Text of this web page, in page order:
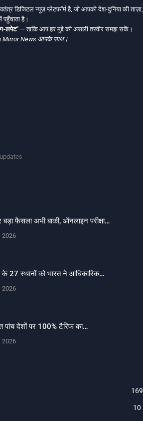
डिजिटल न्यूज़ प्लेटफॉर्म है, जो आपको देश-दुनिया की ताज़ा,
है।
लपेट" — ताकि आप हर मुद्दे की असली तस्वीर समझ सकें।
Mirror News आपके साथ।
बड़ा फैसला अभी बाकी, ऑनलाइन परीक्षा…
2026
27 स्थानों को भारत ने आधिकारिक…
2026
पांच देशों पर 100% टैरिफ का…
2026
10